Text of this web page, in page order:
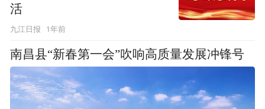
活
九江日报 1年前
南昌县“新春第一会”吹响高质量发展冲锋号